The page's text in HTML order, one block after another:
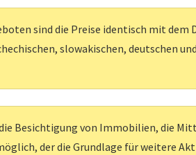
sind die Preise identisch mit
slowakischen, deutschen
Besichtigung von Immobilien, die
der die Grundlage für weitere